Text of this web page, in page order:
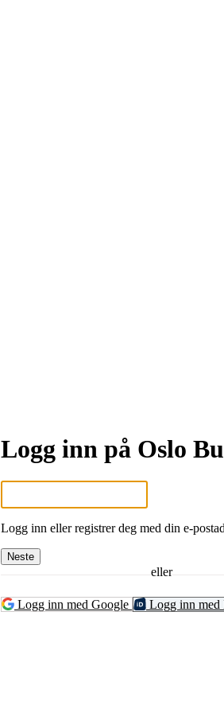
Logg inn på Oslo
Logg inn eller registrer deg med din e-
Neste
eller
Logg inn med Google Logg inn med